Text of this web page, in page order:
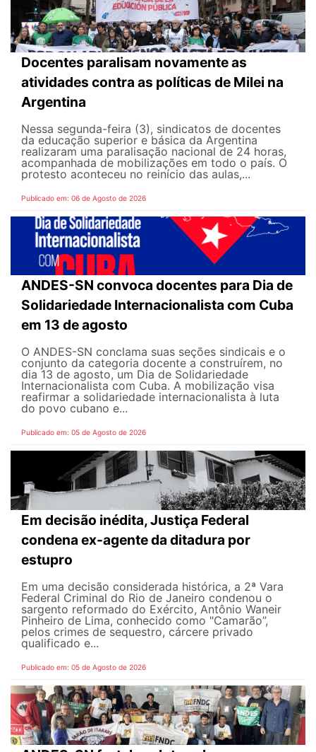
Docentes paralisam novamente as
atividades contra as políticas de Milei na
Argentina
Nessa segunda-feira (3), sindicatos de docentes
da educação superior e básica da Argentina
realizaram uma paralisação nacional de 24 horas,
acompanhada de mobilizações em todo o país. O
protesto aconteceu no reinício das aulas,...
Publicado em: 06 de Agosto de 2026
ANDES-SN convoca docentes para Dia de
Solidariedade Internacionalista com Cuba
em 13 de agosto
O ANDES-SN conclama suas seções sindicais e o
conjunto da categoria docente a construírem, no
dia 13 de agosto, um Dia de Solidariedade
Internacionalista com Cuba. A mobilização visa
reafirmar a solidariedade internacionalista à luta
do povo cubano e...
Publicado em: 05 de Agosto de 2026
Em decisão inédita, Justiça Federal
condena ex-agente da ditadura por
estupro
Em uma decisão considerada histórica, a 2ª Vara
Federal Criminal do Rio de Janeiro condenou o
sargento reformado do Exército, Antônio Waneir
Pinheiro de Lima, conhecido como "Camarão”,
pelos crimes de sequestro, cárcere privado
qualificado e...
Publicado em: 05 de Agosto de 2026